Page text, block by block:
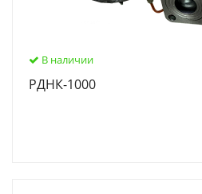
В наличии
РДНК-1000